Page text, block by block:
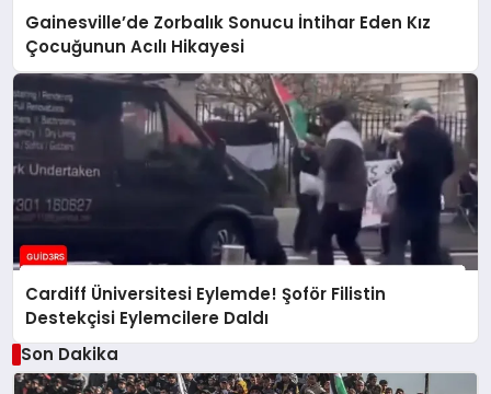
Gainesville’de Zorbalık Sonucu İntihar Eden Kız
Çocuğunun Acılı Hikayesi
Cardiff Üniversitesi Eylemde! Şoför Filistin
Destekçisi Eylemcilere Daldı
Son Dakika